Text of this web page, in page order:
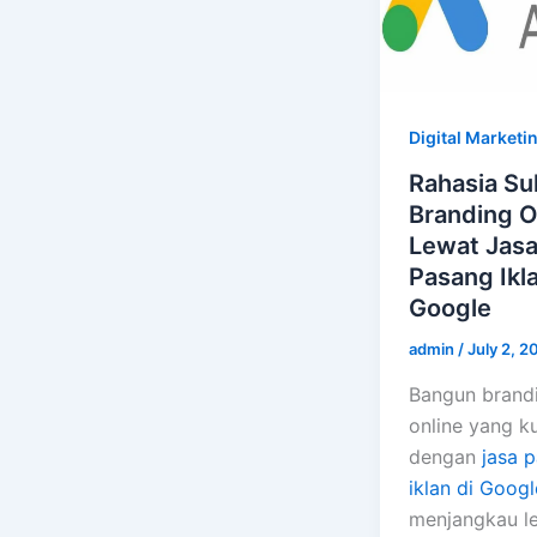
Digital
Rahasia
Branding
Lewat Jasa
Pasang
Google
admin /July 2,
Bangun
online yang
dengan jasa
iklan di
menjangkau